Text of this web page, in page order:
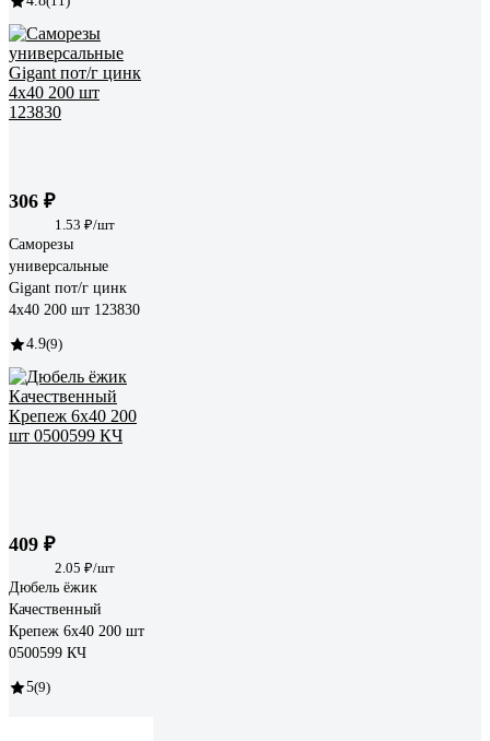
306 ₽
1.53 ₽/шт
Саморезы
универсальные
Gigant пот/г цинк
4x40 200 шт 123830
4.9(9)
409 ₽
2.05 ₽/шт
Дюбель ёжик
Качественный
Крепеж 6х40 200 шт
0500599 КЧ
5(9)